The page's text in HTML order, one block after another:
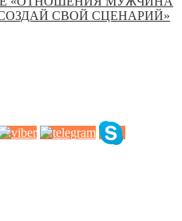
СВОЙ СЦЕНАРИЙ»